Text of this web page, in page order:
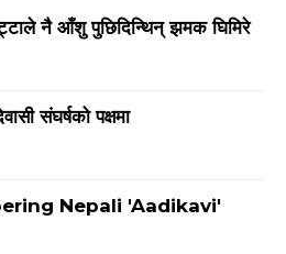
नै आँशु पुछिदिन्थिन् झमक घिमिरे
संघर्षको पक्षमा
Nepali 'Aadikavi'